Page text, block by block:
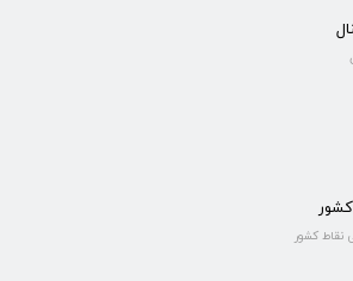
نقاط کشور